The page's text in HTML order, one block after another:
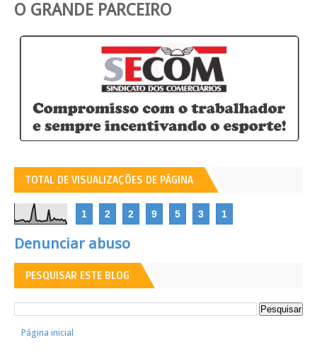
O GRANDE PARCEIRO
TOTAL DE VISUALIZAÇÕES DE PÁGINA
1 2 2 9 5 3 1
Denunciar abuso
PESQUISAR ESTE BLOG
Página inicial